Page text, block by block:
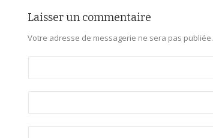
Laisser un commentaire
Votre adresse de messagerie ne sera pas publiée.